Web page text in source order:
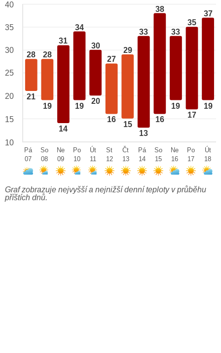
28
21
28
19
31
14
34
19
30
20
27
16
29
15
33
13
38
16
33
19
35
17
37
19
40
35
30
25
20
15
10
Pá
07
So
08
Ne
09
Po
10
Út
11
St
12
Čt
13
Pá
14
So
15
Ne
16
Po
17
Út
18
Graf zobrazuje nejvyšší a nejnižší denní teploty v průběhu
příštích dnů.